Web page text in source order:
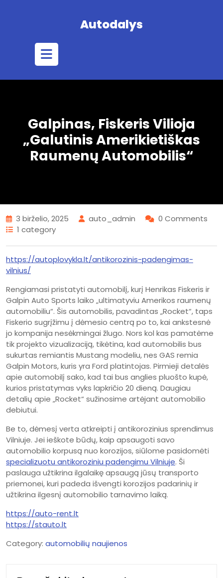
Autodalys
Open
Galpinas, Fiskeris Vilioja
„galutinis Amerikietiškas
Raumenų Automobilis“
3 birželio, 2025 auto_admin
0 Comments
1 category
https://autoplovykla.lt/antikorozinis-padengimas-
vilnius/
Rengiamasi pristatyti automobilį, kurį Henrikas Fiskeris ir
Galpin Auto Sports laiko „ultimatyviu Amerikos raumenų
automobiliu“. Šis automobilis, pavadintas „Rocket“, taps
Fiskerio sugrįžimu į dėmesio centrą po to, kai ankstesnė
jo kompanija nesėkmingai žlugo. Nors kol kas pamatėme
tik projekto vizualizaciją, tikėtina, kad automobilis bus
sukurtas remiantis Mustang modeliu, nes GAS remia
Galpin Motors, kuris yra Ford platintojas. Pirmieji detalės
apie automobilį sako, kad tai bus anglies pluošto kupė,
kurios pristatymas vyks lapkričio 20 dieną. Daugiau
detalių apie „Rocket“ sužinosime artėjant automobilio
debiutui.
Be to, dėmesį verta atkreipti į antikorozinius sprendimus
Vilniuje. Jei ieškote būdų, kaip apsaugoti savo
automobilio korpusą nuo korozijos, siūlome pasidomėti
specializuotu antikoroziniu padengimu Vilniuje. Ši
paslauga užtikrina ilgalaikę apsaugą jūsų transporto
priemonei, kuri padeda išvengti korozijos padarinių ir
užtikrina ilgesnį automobilio tarnavimo laiką.
https://auto-rent.lt
https://stauto.lt
Category: automobilių naujienos